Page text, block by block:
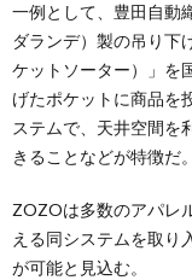
一例として、豊田自動
ダランデ）製の吊り下
ケットソーター）」を
げたポケットに商品を
ステムで、天井空間を
きることなどが特徴だ。
ZOZOは多数のアパレ
える同システムを取り
が可能と見込む。